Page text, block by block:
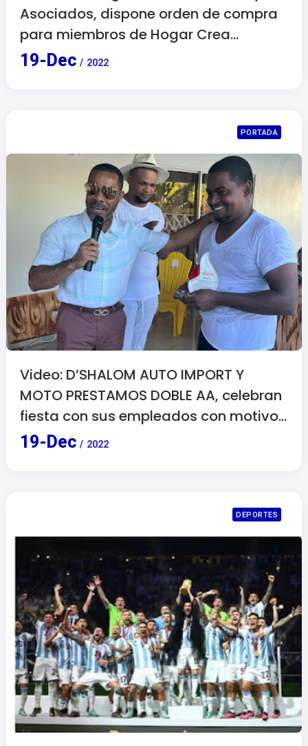
Asociados, dispone orden de compra
para miembros de Hogar Crea
Internacional, Barahona.
19-Dec / 2022
PORTADA
Video: D’SHALOM AUTO IMPORT Y
MOTO PRESTAMOS DOBLE AA, celebran
fiesta con sus empleados con motivo
de las navidades.
19- Dec / 2022
DEPORTES